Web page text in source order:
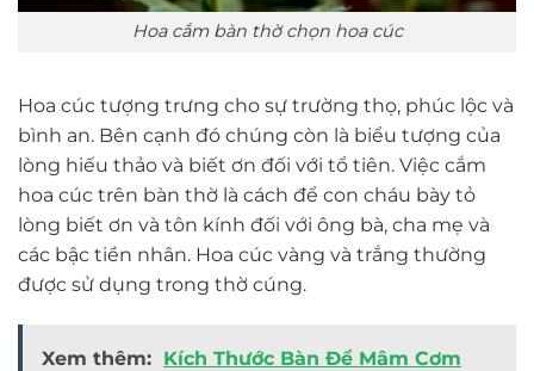
Hoa cắm bàn thờ chọn hoa cúc
Hoa cúc tượng trưng cho sự trường thọ, phúc lộc và
bình an. Bên cạnh đó chúng còn là biểu tượng của
lòng hiếu thảo và biết ơn đối với tổ tiên. Việc cắm
hoa cúc trên bàn thờ là cách để con cháu bày tỏ
lòng biết ơn và tôn kính đối với ông bà, cha mẹ và
các bậc tiền nhân. Hoa cúc vàng và trắng thường
được sử dụng trong thờ cúng.
Xem thêm: Kích Thước Bàn Để Mâm Cơm